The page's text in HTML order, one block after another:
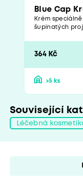
Blue Cap
Krém
šupinatých
364 Kč
>5 ks
Související
Léčebná